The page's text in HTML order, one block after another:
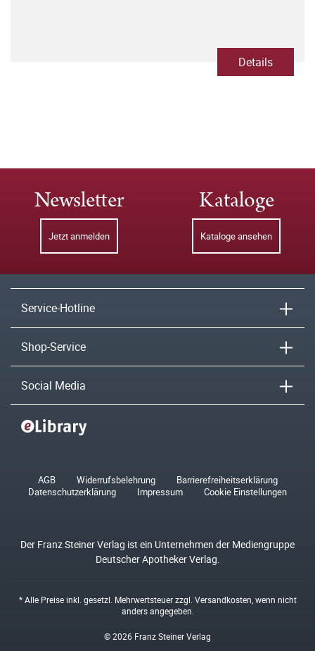
Details
Newsletter
Jetzt anmelden
Kataloge
Kataloge ansehen
Service-Hotline
Shop-Service
Social Media
AGB Widerrufsbelehrung
Barrierefreiheitserklärung
Datenschutzerklärung
Impressum Cookie Einstellungen
Der Franz Steiner Verlag ist ein Unternehmen der Mediengruppe
Deutscher Apotheker Verlag.
* Alle Preise inkl. gesetzl. Mehrwertsteuer zzgl. Versandkosten , wenn nicht
anders angegeben.
© 2026 Franz Steiner Verlag